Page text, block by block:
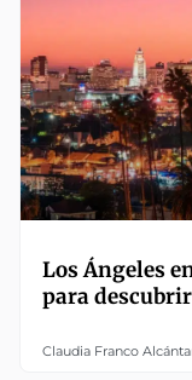
Los Ángeles
para
Claudia Franco